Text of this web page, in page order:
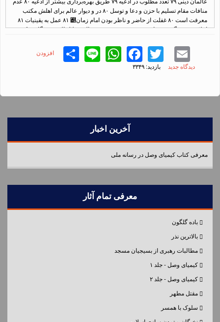
Email
Twitter
Facebook
WhatsApp
Line
Share
افزودن
دیدگاه جدید
بازدید: ۳۳۴۹
آخرین اخبار
معرفی کتاب کیمیای وصل در رسانه ملی
معرفی تمام آثار
باده گلگون
بالاترین نذر
مطالبات رهبری از بسیجیان مسجد
کیمیای وصل - جلد ۱
کیمیای وصل - جلد ۲
مقتل مطهر
سلوک با همسر